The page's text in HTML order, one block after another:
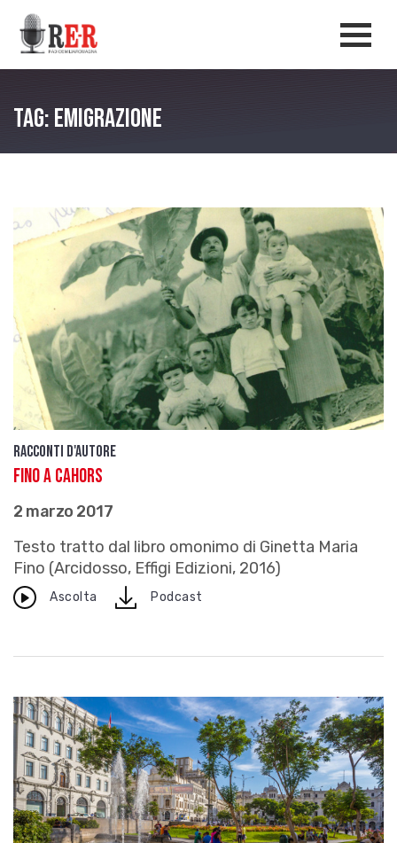
Salta al contenuto principale
Tag: Emigrazione
Racconti d'autore
Fino a Cahors
2 marzo 2017
Testo tratto dal libro omonimo di Ginetta Maria
Fino (Arcidosso, Effigi Edizioni, 2016)
Ascolta downloadPodcast